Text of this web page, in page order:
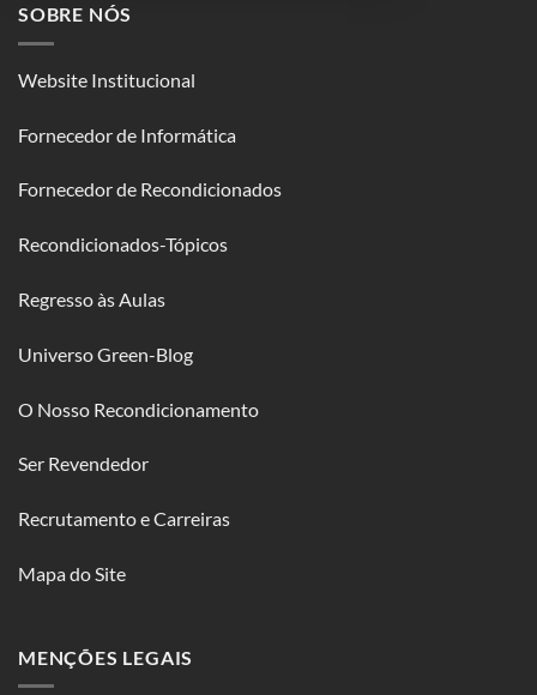
SOBRE NÓS
Website Institucional
Fornecedor de Informática
Fornecedor de Recondicionados
Recondicionados-Tópicos
Regresso às Aulas
Universo Green-Blog
O Nosso Recondicionamento
Ser Revendedor
Recrutamento e Carreiras
Mapa do Site
MENÇÕES LEGAIS